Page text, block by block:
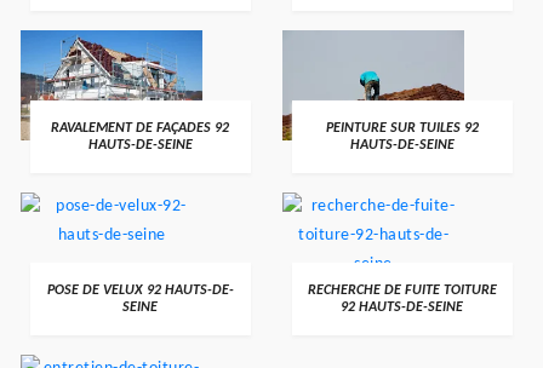
RAVALEMENT DE FAÇADES 92
HAUTS-DE-SEINE
PEINTURE SUR TUILES 92
HAUTS-DE-SEINE
POSE DE VELUX 92 HAUTS-DE-
SEINE
RECHERCHE DE FUITE TOITURE
92 HAUTS-DE-SEINE